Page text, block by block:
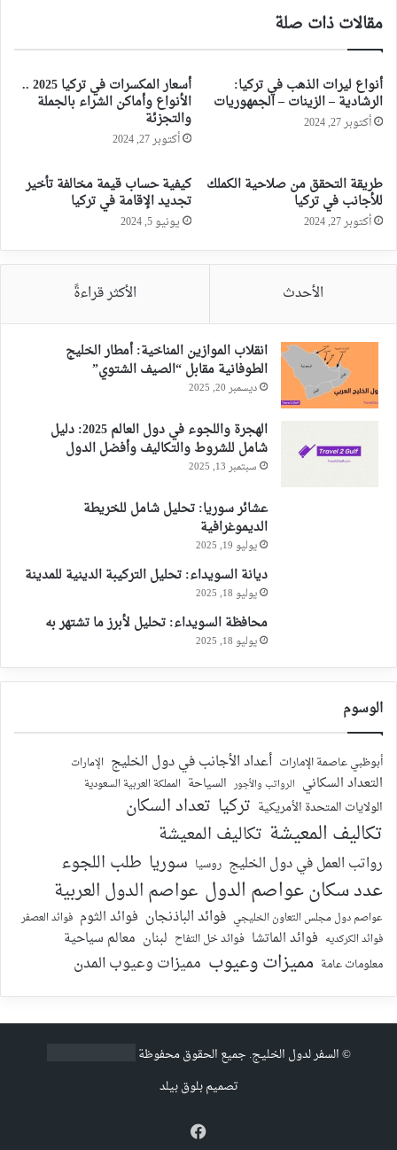
مقالات ذات صلة
أنواع ليرات الذهب في تركيا:
الرشادية – الزينات – الجمهوريات
أكتوبر 27, 2024
أسعار المكسرات في تركيا 2025 ..
الأنواع وأماكن الشراء بالجملة
والتجزئة
أكتوبر 27, 2024
طريقة التحقق من صلاحية الكملك
للأجانب في تركيا
أكتوبر 27, 2024
كيفية حساب قيمة مخالفة تأخير
تجديد الإقامة في تركيا
يونيو 5, 2024
الأحدث الأكثر قراءةً
انقلاب الموازين المناخية: أمطار الخليج
الطوفانية مقابل “الصيف الشتوي”
ديسمبر 20, 2025
الهجرة واللجوء في دول العالم 2025: دليل
شامل للشروط والتكاليف وأفضل الدول
سبتمبر 13, 2025
عشائر سوريا: تحليل شامل للخريطة
الديموغرافية
يوليو 19, 2025
ديانة السويداء: تحليل التركيبة الدينية للمدينة
يوليو 18, 2025
محافظة السويداء: تحليل لأبرز ما تشتهر به
يوليو 18, 2025
الوسوم
أبوظبي عاصمة الإمارات أعداد الأجانب في دول الخليج الإمارات
التعداد السكاني الرواتب والأجور السياحة المملكة العربية السعودية
الولايات المتحدة الأمريكية تركيا تعداد السكان
تكاليف المعيشة تكاليف المعيشة
رواتب العمل في دول الخليج روسيا سوريا طلب اللجوء
عدد سكان عواصم الدول عواصم الدول العربية
عواصم دول مجلس التعاون الخليجي فوائد الباذنجان فوائد الثوم فوائد العصفر
فوائد الكركديه فوائد الماتشا فوائد خل التفاح لبنان معالم سياحية
معلومات عامة مميزات وعيوب مميزات وعيوب المدن
©السفر لدول الخليج. جميع الحقوق محفوظة
تصميمبلوق بيلد
فيسبوك